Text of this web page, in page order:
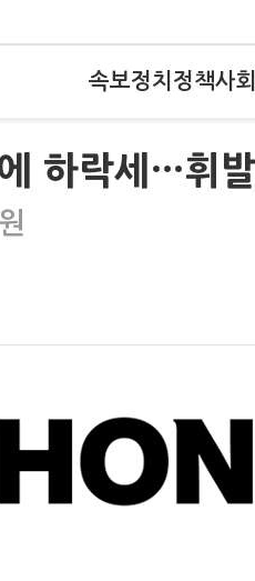
속보정치 정책사회
하락세…휘